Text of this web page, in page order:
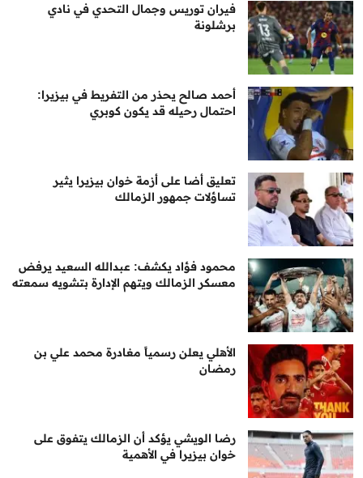
فيران توريس وجمال التحدي في نادي
برشلونة
أحمد صالح يحذر من التفريط في بيزيرا:
احتمال رحيله قد يكون كوبري
تعليق أضا على أزمة خوان بيزيرا يثير
تساؤلات جمهور الزمالك
محمود فؤاد يكشف: عبدالله السعيد يرفض
معسكر الزمالك ويتهم الإدارة بتشويه سمعته
الأهلي يعلن رسمياً مغادرة محمد علي بن
رمضان
رضا الويشي يؤكد أن الزمالك يتفوق على
خوان بيزيرا في الأهمية